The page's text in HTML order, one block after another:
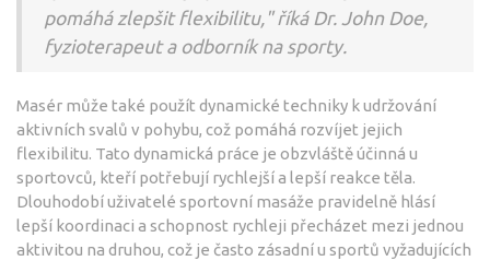
pomáhá zlepšit flexibilitu," říká Dr. John Doe,
fyzioterapeut a odborník na sporty.
Masér může také použít dynamické techniky k udržování
aktivních svalů v pohybu, což pomáhá rozvíjet jejich
flexibilitu. Tato dynamická práce je obzvláště účinná u
sportovců, kteří potřebují rychlejší a lepší reakce těla.
Dlouhodobí uživatelé sportovní masáže pravidelně hlásí
lepší koordinaci a schopnost rychleji přecházet mezi jednou
aktivitou na druhou, což je často zásadní u sportů vyžadujících